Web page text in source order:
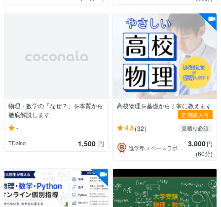
物理・数学の「なぜ？」を本質から
徹底解説します
-
TDaino 1,500 円
高校物理を基礎から丁寧に教えます
定期購入可
4.8(32) 見積り必須
進学塾スペースラボ｜松戸 3,000円
(60分)